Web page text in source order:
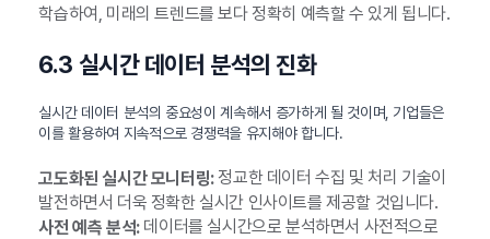
학습하여, 미래의 트렌드를 보다 정확히 예측할 수 있게 됩니다.
6.3 실시간 데이터 분석의 진화
실시간 데이터 분석의 중요성이 계속해서 증가하게 될 것이며, 기업들은
이를 활용하여 지속적으로 경쟁력을 유지해야 합니다.
고도화된 실시간 모니터링:정교한 데이터 수집 및 처리 기술이
발전하면서 더욱 정확한 실시간 인사이트를 제공할 것입니다.
사전 예측 분석:데이터를 실시간으로 분석하면서 사전적으로